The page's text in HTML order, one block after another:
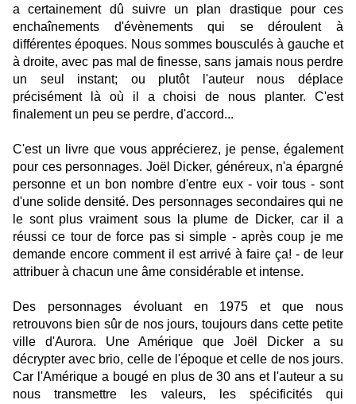
a certainement dû suivre un plan drastique pour ces
enchaînements d'évènements qui se déroulent à
différentes époques. Nous sommes bousculés à gauche et
à droite, avec pas mal de finesse, sans jamais nous perdre
un seul instant; ou plutôt l'auteur nous déplace
précisément là où il a choisi de nous planter. C'est
finalement un peu se perdre, d'accord...
C'est un livre que vous apprécierez, je pense, également
pour ces personnages. Joël Dicker, généreux, n'a épargné
personne et un bon nombre d'entre eux - voir tous - sont
d'une solide densité. Des personnages secondaires qui ne
le sont plus vraiment sous la plume de Dicker, car il a
réussi ce tour de force pas si simple - après coup je me
demande encore comment il est arrivé à faire ça! - de leur
attribuer à chacun une âme considérable et intense.
Des personnages évoluant en 1975 et que nous
retrouvons bien sûr de nos jours, toujours dans cette petite
ville d'Aurora. Une Amérique que Joël Dicker a su
décrypter avec brio, celle de l'époque et celle de nos jours.
Car l'Amérique a bougé en plus de 30 ans et l'auteur a su
nous transmettre les valeurs, les spécificités qui